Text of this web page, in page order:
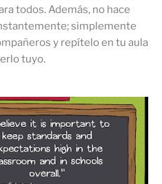
todos. Además, no hace
simplemente
y repítelo en tu aula
tuyo.